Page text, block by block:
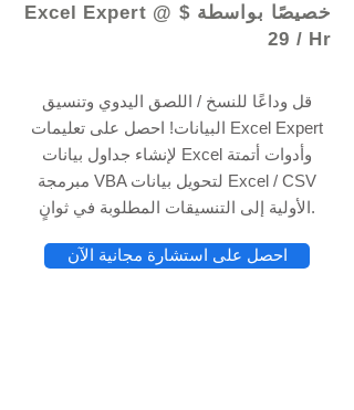
خصيصًا بواسطة Excel Expert @ $
29 / Hr
قل وداعًا للنسخ / اللصق اليدوي وتنسيق
البيانات! احصل على تعليمات Excel Expert
لإنشاء جداول بيانات Excel وأدوات أتمتة
مبرمجة VBA لتحويل بيانات Excel / CSV
الأولية إلى التنسيقات المطلوبة في ثوانٍ.
احصل على استشارة مجانية الآن